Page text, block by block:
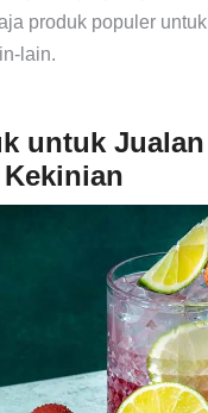
produk populer
lain.
untuk Jualan